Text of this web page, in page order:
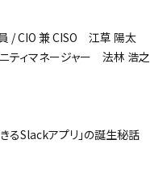
/ CIO 兼 CISO 江草 陽太
ティマネージャー 法林 浩之
るSlackアプリ」の誕生秘話